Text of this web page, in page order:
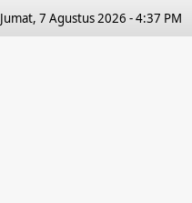
Jumat, 7 Agustus 2026 - 4:37 PM